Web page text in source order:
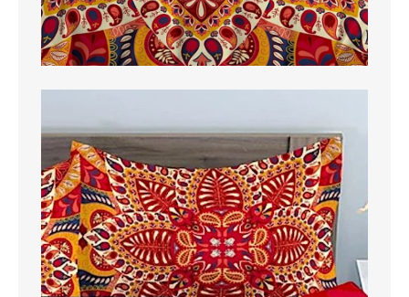
CAMICIE
FELPE
MAGLIONI
PANTALONI
TUTTI I PRODOTTI